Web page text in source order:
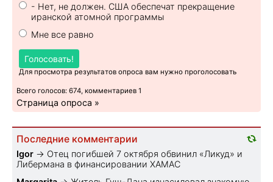
- Нет, не должен. США обеспечат прекращение
иранской атомной программы
Мне все равно
Голосовать!
Для просмотра результатов опроса вам нужно проголосовать
Всего голосов: 674, комментариев 1
Страница опроса »
Последние комментарии
Igor → Отец погибшей 7 октября обвинил «Ликуд» и
Либермана в финансировании ХАМАС